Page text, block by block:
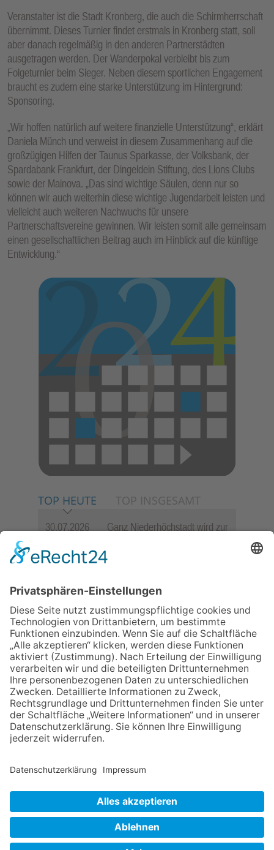
Veranstalter ist die Stadt Kronberg, die auch die Schirmherrschaft
übernimmt. Dieses Turnier findet erstmals in Kronberg statt, soll
aber danach regelmäßig in den anderen Partnerstädten
ausgetragen werden. Der Wanderpokal verbleibt bis zum
Folgeturnier beim Sieger. Neben diesem sportlichen Engagement
braucht es zudem eine starke Unterstützung im Hintergrund:
Sponsoring.
„Wir hoffen natürlich auf weitere finanzielle Unterstützung“, erklärt
Daniela Münch und verweist in diesem Zusammenhang auf die
großzügigen Hilfen der Taunus Sparkasse, der Volksbank, der
Spardabank Frankfurt, der Dingeldein Stiftung, des Lions Clubs
sowie der Mainova. „Das sind wichtige Säulen, denn nur so
können wir auch weiterhin diese wichtige Jugendarbeit leisten und
vielleicht auch weiteren Nachwuchs für unsere
Partnerschaftsvereine gewinnen. Wir leisten somit alle gemeinsam
einen gesellschaftlichen Beitrag auch im Hinblick auf die künftige
Entwicklung.“
TOP HEUTE TOP INSGESAMT
30.07.2026
Ganz Niederhöchstadt wird zur
06.08.2026
Jugendchor Hochtaunus
Programm „Changes“
Sommerabend: Der Rettershof
lädt wieder zum Weinfest ein
06.08.2026
Hisamoto und Tölke begeistern
mit Werken von Walter
Wachsmuth
09.07.2026
Wasserampel steht auf Gelb:
Stadt ruft zum Wassersparen
auf
NACH OBEN
Datenschutz Netiquette FAQ